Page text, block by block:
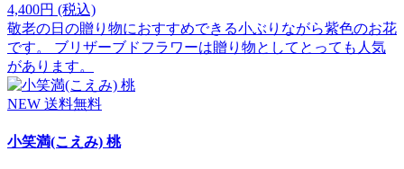
4,400円 (税込)
敬老の日の贈り物におすすめできる小ぶりながら紫色のお花
です。 ブリザーブドフラワーは贈り物としてとっても人気
があります。
NEW 送料無料
小笑満(こえみ) 桃